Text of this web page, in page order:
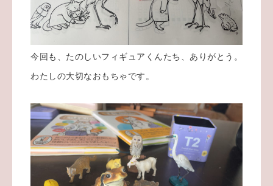
今回も、たのしいフィギュアくんたち、ありがとう。
わたしの大切なおもちゃです。